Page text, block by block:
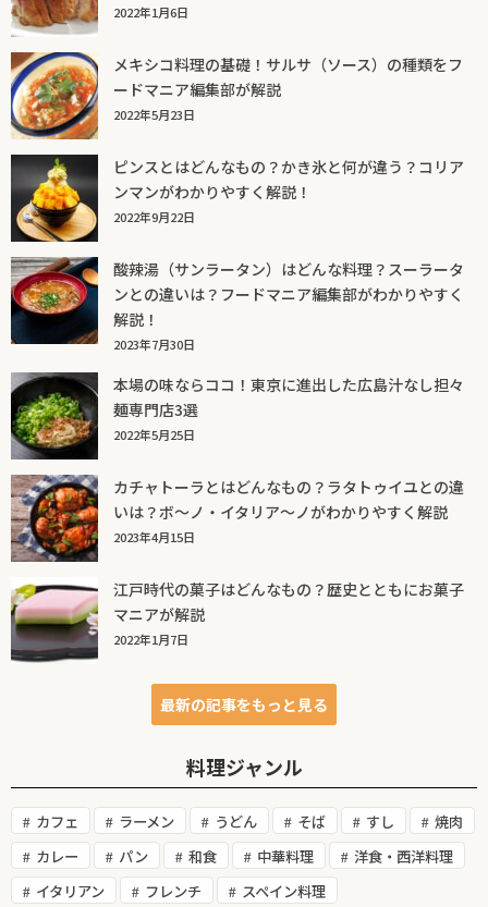
2022年1月6日
メキシコ料理の基礎！サルサ（ソース）の種類をフ
ードマニア編集部が解説
2022年5月23日
ピンスとはどんなもの？かき氷と何が違う？コリア
ンマンがわかりやすく解説！
2022年9月22日
酸辣湯（サンラータン）はどんな料理？スーラータ
ンとの違いは？フードマニア編集部がわかりやすく
解説！
2023年7月30日
本場の味ならココ！東京に進出した広島汁なし担々
麺専門店3選
2022年5月25日
カチャトーラとはどんなもの？ラタトゥイユとの違
いは？ボ～ノ・イタリア～ノがわかりやすく解説
2023年4月15日
江戸時代の菓子はどんなもの？歴史とともにお菓子
マニアが解説
2022年1月7日
最新の記事をもっと見る
料理ジャンル
カフェ ラーメン うどん そば すし
焼肉
カレー
パン 和食 中華料理
洋食・西洋料理
イタリアン
フレンチ
スペイン料理